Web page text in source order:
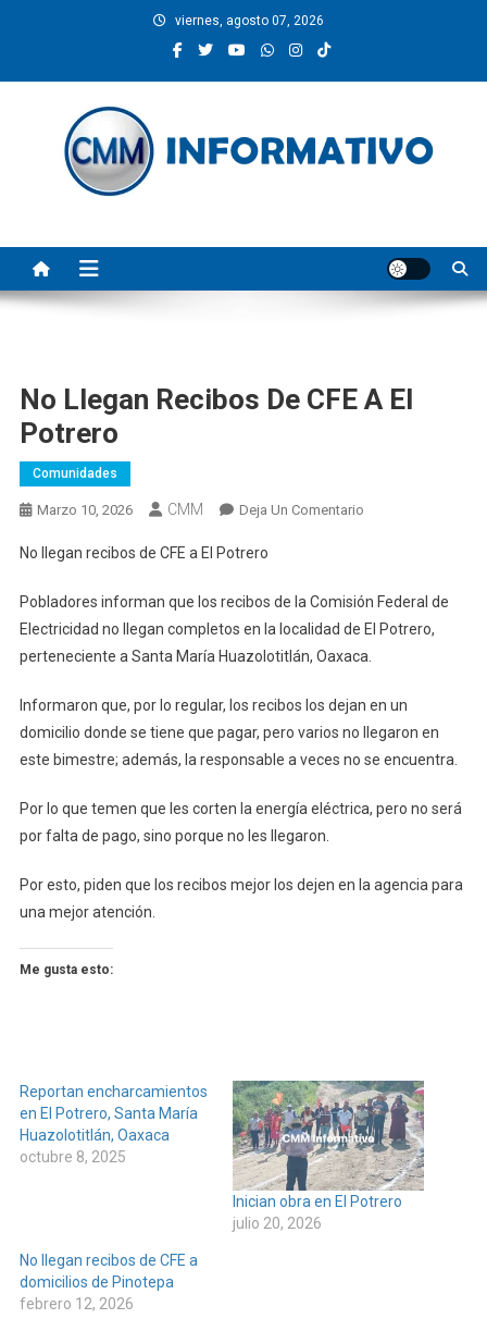
viernes, agosto 07, 2026
No Llegan Recibos De CFE A El
Potrero
Comunidades
Marzo 10, 2026 CMM Deja Un ComentarioEn
De
CFE
A
Potrero
No llegan recibos de CFE a El Potrero
Pobladores informan que los recibos de la Comisión Federal de
Electricidad no llegan completos en la localidad de El Potrero,
perteneciente a Santa María Huazolotitlán, Oaxaca.
Informaron que, por lo regular, los recibos los dejan en un
domicilio donde se tiene que pagar, pero varios no llegaron en
este bimestre; además, la responsable a veces no se encuentra.
Por lo que temen que les corten la energía eléctrica, pero no será
por falta de pago, sino porque no les llegaron.
Por esto, piden que los recibos mejor los dejen en la agencia para
una mejor atención.
Me gusta esto:
Reportan encharcamientos
en El Potrero, Santa María
Huazolotitlán, Oaxaca
octubre 8, 2025
Inician obra en El Potrero
julio 20, 2026
No llegan recibos de CFE a
domicilios de Pinotepa
febrero 12, 2026